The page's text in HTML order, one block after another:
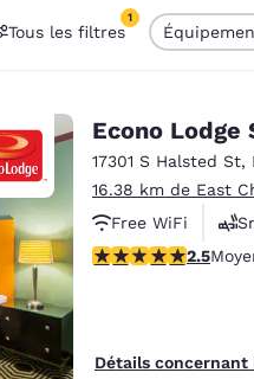
United States
English
Français
Deutschland
Deutsch
Spain
English
Tous les filtres
1
1 filtre sélectionné
Econo
17301 S Halsted St,
16.38 km de East
Free WiFi
2.47 étoiles.2.5
Détails concernant